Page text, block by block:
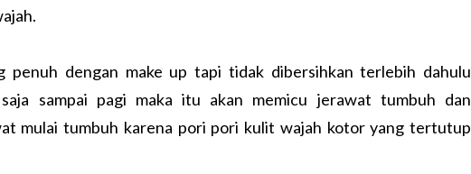
penuh dengan make up tapi tidak dibersihkan terlebih dahulu
sampai pagi maka itu akan memicu jerawat tumbuh dan
mulai tumbuh karena pori pori kulit wajah kotor yang tertutup